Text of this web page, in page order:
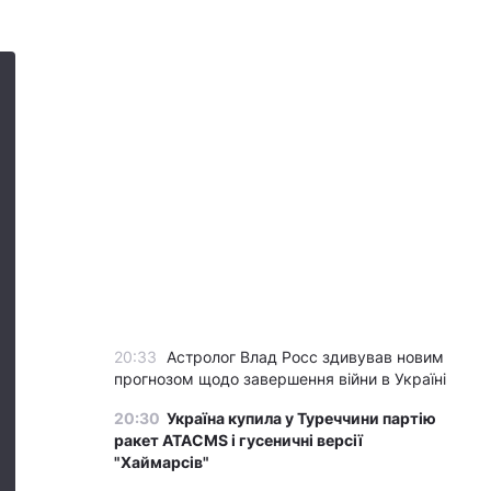
20:33
Астролог Влад Росс здивував новим
прогнозом щодо завершення війни в Україні
20:30 Україна купила у Туреччини партію
ракет ATACMS і гусеничні версії
"Хаймарсів"